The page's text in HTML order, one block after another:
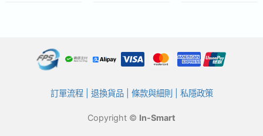
訂單流程| 退換貨品| 條款與細則 私隱政策
Copyright © In-Smart